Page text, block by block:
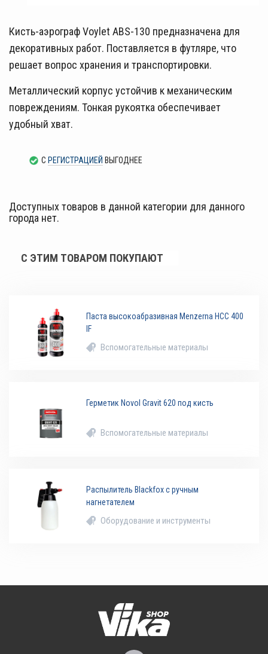
Кисть-аэрограф Voylet ABS-130 предназначена для
декоративных работ. Поставляется в футляре, что
решает вопрос хранения и транспортировки.
Металлический корпус устойчив к механическим
повреждениям. Тонкая рукоятка обеспечивает
удобный хват.
С РЕГИСТРАЦИЕЙ ВЫГОДНЕЕ
Доступных товаров в данной категории для данного
города нет.
С ЭТИМ ТОВАРОМ ПОКУПАЮТ
Паста высокоабразивная Menzerna HCC 400
IF
Вспомогательные материалы
Герметик Novol Gravit 620 под кисть
Вспомогательные материалы
Распылитель Blackfox с ручным
нагнетателем
Оборудование и инструменты